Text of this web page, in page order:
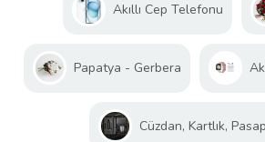
Akıllı Cep Telefonu
Papatya - Gerbera
Cüzdan, Kartlık,